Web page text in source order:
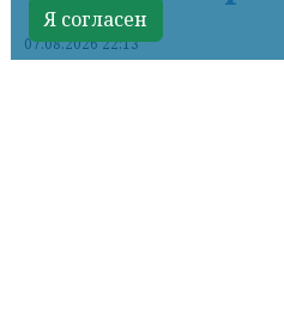
07.08.2026 22:13
Я согласен